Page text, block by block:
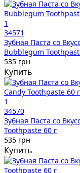
1
34571
Зубная Паста со
Bubblegum
535 грн
Купить
1
34570
Зубная Паста со
Toothpaste 60 г
535 грн
Купить